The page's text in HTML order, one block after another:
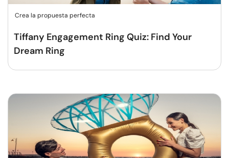
Crea la propuesta perfecta
Tiffany Engagement Ring Quiz: Find Your
Dream Ring